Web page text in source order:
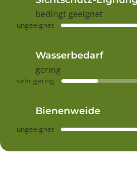
bedingt geeignet
ungeeignet
Wasserbedarf
gering
sehr gering
Bienenweide
ungeeignet